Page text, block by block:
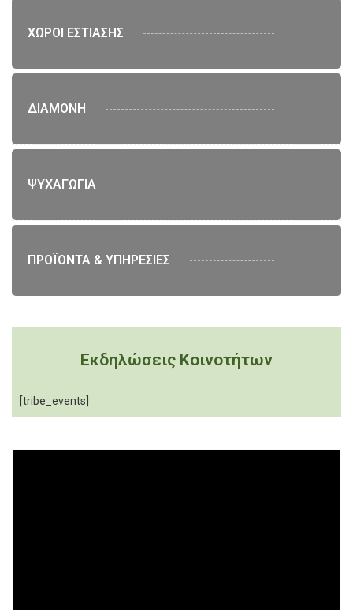
ΧΩΡΟΙ ΕΣΤΙΑΣΗΣ
ΔΙΑΜΟΝΗ
ΨΥΧΑΓΩΓΙΑ
ΠΡΟΪΟΝΤΑ & ΥΠΗΡΕΣΙΕΣ
Εκδηλώσεις Κοινοτήτων
[tribe_events]